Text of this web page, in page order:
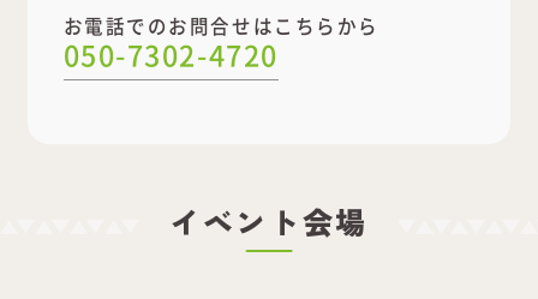
お電話でのお問合せはこちらから
050-7302-4720
イベント会場